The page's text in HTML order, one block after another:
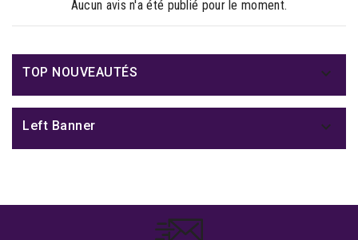
Aucun avis n'a été publié pour le moment.
TOP NOUVEAUTÉS 
Left Banner 